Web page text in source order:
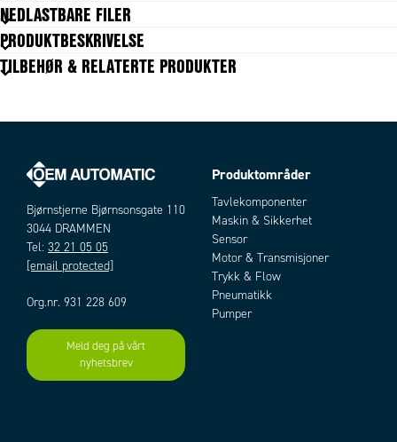
NEDLASTBARE FILER
PRODUKTBESKRIVELSE
TILBEHØR & RELATERTE PRODUKTER
Artikler
Add to existing cart row
Bjørnstjerne Bjørnsonsgate 110
3044 DRAMMEN
Tel: 32 21 05 05
[email protected]
Org.nr. 931 228 609
Meld deg på vårt
nyhetsbrev
Produktområder
Tavlekomponenter
Maskin & Sikkerhet
Sensor
Motor & Transmisjoner
Trykk & Flow
Pneumatikk
Pumper